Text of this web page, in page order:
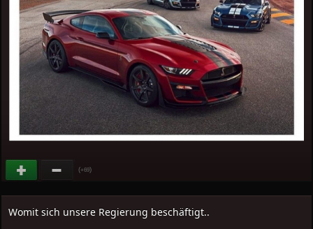
(+69)
Womit sich unsere Regierung beschäftigt..